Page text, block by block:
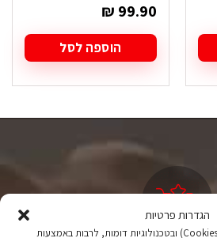
הגדרות פרטיות
באתר זה נעשה שימוש בעוגיות (Cookies) ובטכנולוגיות דומות, לרבות באמצעות
₪ 99.90
הוספה לסל